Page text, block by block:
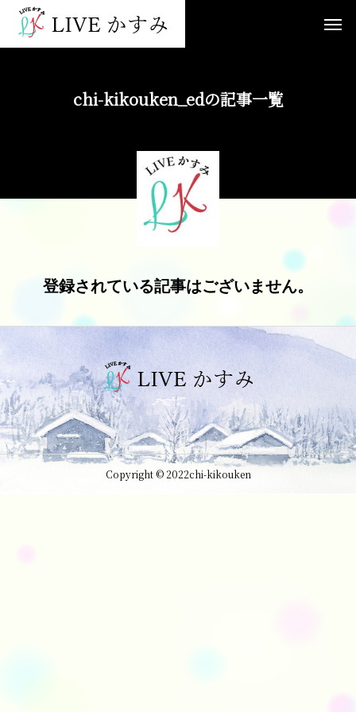
chi-kikouken_edの記事一覧
登録されている記事はございません。
Copyright © 2022chi-kikouken